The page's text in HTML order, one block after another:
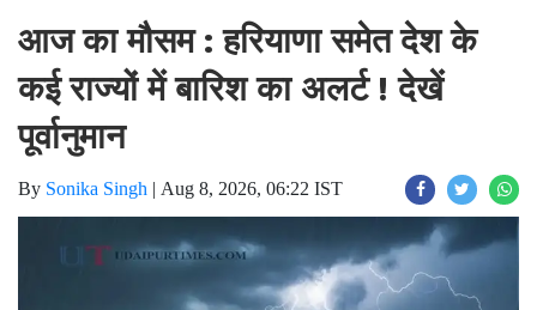
आज का मौसम : हरियाणा समेत देश के
कई राज्यों में बारिश का अलर्ट ! देखें
पूर्वानुमान
By Sonika Singh | Aug 8, 2026, 06:22 IST